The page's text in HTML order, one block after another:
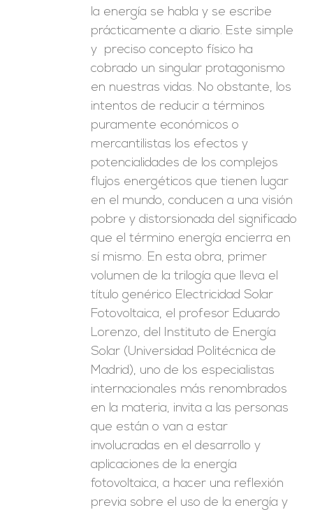
la energía se habla y se escribe
prácticamente a diario. Este simple
y preciso concepto físico ha
cobrado un singular protagonismo
en nuestras vidas. No obstante, los
intentos de reducir a términos
puramente económicos o
mercantilistas los efectos y
potencialidades de los complejos
flujos energéticos que tienen lugar
en el mundo, conducen a una visión
pobre y distorsionada del significado
que el término energía encierra en
sí mismo. En esta obra, primer
volumen de la trilogía que lleva el
título genérico Electricidad Solar
Fotovoltaica, el profesor Eduardo
Lorenzo, del Instituto de Energía
Solar (Universidad Politécnica de
Madrid), uno de los especialistas
internacionales más renombrados
en la materia, invita a las personas
que están o van a estar
involucradas en el desarrollo y
aplicaciones de la energía
fotovoltaica, a hacer una reflexión
previa sobre el uso de la energía y